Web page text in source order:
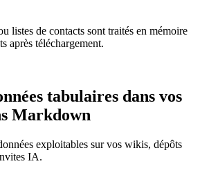
listes de contacts sont traités en mémoire
après téléchargement.
tabulaires dans vos
Markdown
exploitables sur vos wikis, dépôts
IA.